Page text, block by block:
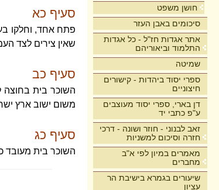
חושן משפט
סיכומים באבן העזר
אתר אגדות חז"ל - כל אגדות
התלמוד וביאוריהם
שמיטה
ספרי יסוד ביהדות - קישורים
חיצוניים
דן בארי, ספרי יסוד מעוצבים
ע"פ כתבי יד
זאב לבנוני - חוזר ושונה - דרכי
חזרה וסיכום למשניות
מאמרים במיון לפי א"ב
מחברים
שיעורים בגמרא בישיבת הר
עציון
סעיף כא
פתח אחד, וחלקו
שאין צירים לצד
סעיף כב
השוכר בית בחוצה
משום ישוב ארץ
סעיף כג
השוכר בית מעובד